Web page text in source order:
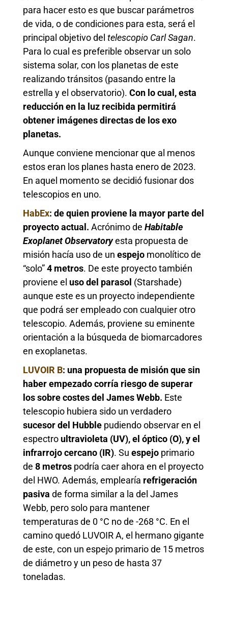
para hacer esto es que buscar parámetros
de vida, o de condiciones para esta, será el
principal objetivo del telescopio Carl Sagan.
Para lo cual es preferible observar un solo
sistema solar, con los planetas de este
realizando tránsitos (pasando entre la
estrella y el observatorio). Con lo cual, esta
reducción en la luz recibida permitirá
obtener imágenes directas de los exo
planetas.
Aunque conviene mencionar que al menos
estos eran los planes hasta enero de 2023.
En aquel momento se decidió fusionar dos
telescopios en uno.
HabEx: de quien proviene la mayor parte del
proyecto actual. Acrónimo de Habitable
ExoplanetObservatoryesta propuesta de
misión hacía uso de un espejo monolítico de
“solo”4 metros. De este proyecto también
proviene el uso del parasol (Starshade)
aunque este es un proyecto independiente
que podrá ser empleado con cualquier otro
telescopio. Además, proviene su eminente
orientación a la búsqueda de biomarcadores
en exoplanetas.
LUVOIR B: una propuesta de misión que sin
haber empezado corría riesgo de superar
los sobre costes del James Webb. Este
telescopio hubiera sido un verdadero
sucesor del Hubble pudiendo observar en el
espectro ultravioleta (UV), el óptico (O), y el
infrarrojo cercano (IR). Su espejo primario
de 8 metros podría caer ahora en el proyecto
del HWO. Además, emplearía refrigeración
pasiva de forma similar a la del James
Webb, pero solo para mantener
temperaturas de 0 °C no de -268 °C. En el
camino quedó LUVOIR A, el hermano gigante
de este, con un espejo primario de 15 metros
de diámetro y un peso de hasta 37
toneladas.